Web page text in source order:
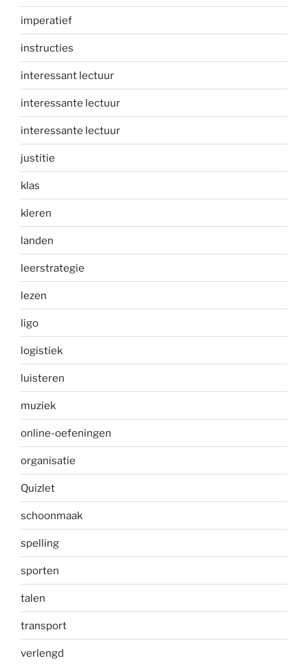
imperatief
instructies
interessant lectuur
interessante lectuur
interessante lectuur
justitie
klas
kleren
landen
leerstrategie
lezen
ligo
logistiek
luisteren
muziek
online-oefeningen
organisatie
Quizlet
schoonmaak
spelling
sporten
talen
transport
verlengd